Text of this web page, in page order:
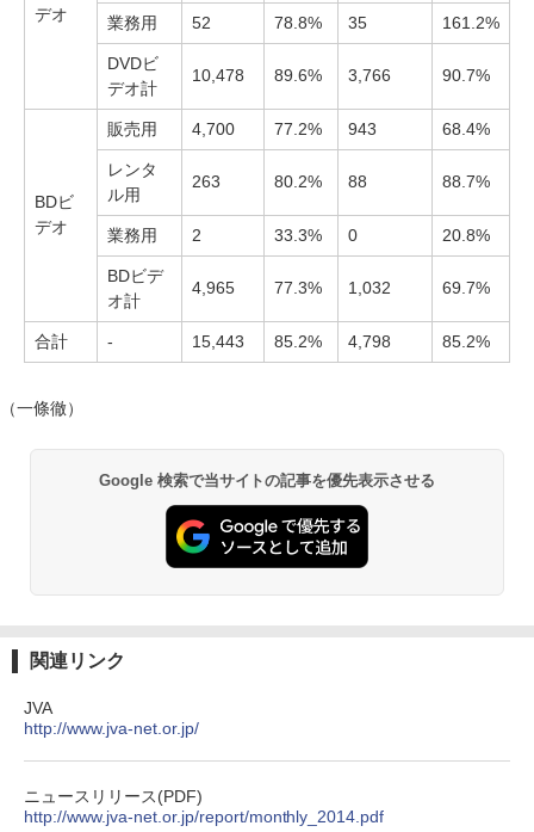
デオ
業務用 52 78.8% 35 161.2%
DVDビ
デオ計
10,478 89.6% 3,766 90.7%
BDビ
デオ
販売用 4,700 77.2% 943 68.4%
レンタ
ル用
263 80.2% 88 88.7%
業務用 2 33.3% 0 20.8%
BDビデ
オ計
4,965 77.3% 1,032 69.7%
合計 - 15,443 85.2% 4,798 85.2%
（一條徹）
Google 検索で当サイトの記事を優先表示させる
関連リンク
JVA
http://www.jva-net.or.jp/
ニュースリリース(PDF)
http://www.jva-net.or.jp/report/monthly_2014.pdf